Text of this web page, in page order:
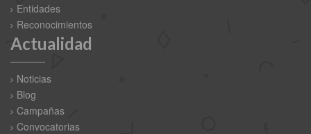
Entidades
Reconocimientos
Actualidad
Noticias
Blog
Campañas
Convocatorias